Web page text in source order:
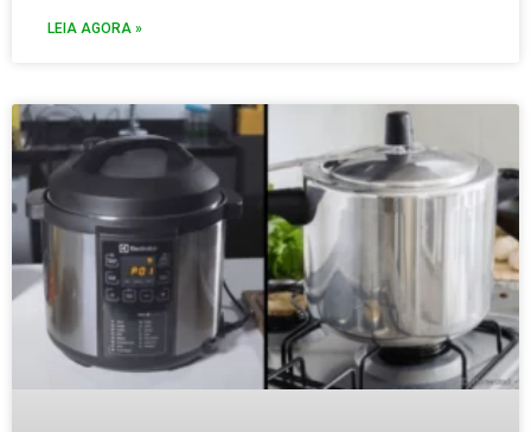
LEIA AGORA »